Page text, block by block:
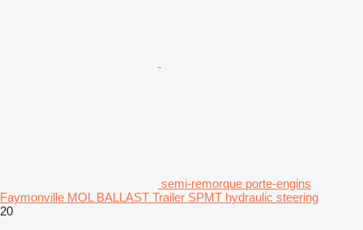
semi-remorque porte-engins
Faymonville MOL BALLAST Trailer SPMT hydraulic steering
20